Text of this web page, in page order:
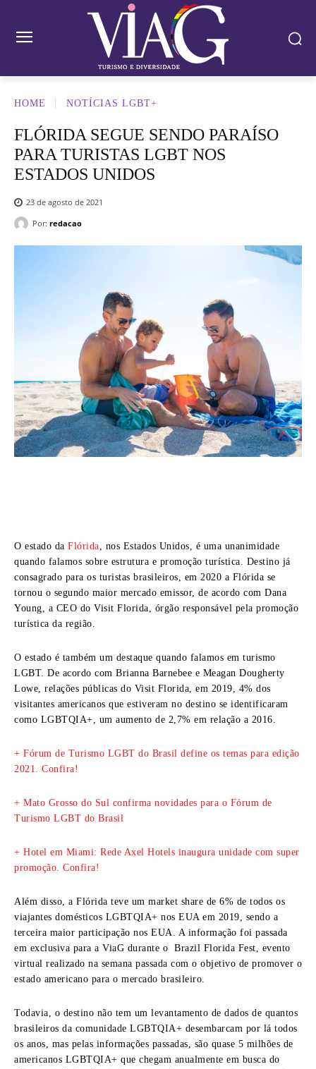
HOME NOTÍCIAS LGBT+
FLÓRIDA SEGUE SENDO PARAÍ­SO
PARA TURISTAS LGBT NOS
ESTADOS UNIDOS
23 de agosto de 2021
Por: redacao
O estado da Flórida, nos Estados Unidos, é uma unanimidade
quando falamos sobre estrutura e promoção turística. Destino já
consagrado para os turistas brasileiros, em 2020 a Flórida se
tornou o segundo maior mercado emissor, de acordo com Dana
Young, a CEO do Visit Florida, órgão responsável pela promoção
turística da região.
O estado é também um destaque quando falamos em turismo
LGBT. De acordo com Brianna Barnebee e Meagan Dougherty
Lowe, relações públicas do Visit Florida, em 2019, 4% dos
visitantes americanos que estiveram no destino se identificaram
como LGBTQIA+, um aumento de 2,7% em relação a 2016.
+ Fórum de Turismo LGBT do Brasil define os temas para edição
2021. Confira!
+ Mato Grosso do Sul confirma novidades para o Fórum de
Turismo LGBT do Brasil
+ Hotel em Miami: Rede Axel Hotels inaugura unidade com super
promoção. Confira!
Além disso, a Flórida teve um market share de 6% de todos os
viajantes domésticos LGBTQIA+ nos EUA em 2019, sendo a
terceira maior participação nos EUA. A informação foi passada
em exclusiva para a ViaG durante o Brazil Florida Fest, evento
virtual realizado na semana passada com o objetivo de promover o
estado americano para o mercado brasileiro.
Todavia, o destino não tem um levantamento de dados de quantos
brasileiros da comunidade LGBTQIA+ desembarcam por lá todos
os anos, mas pelas informações passadas, são quase 5 milhões de
americanos LGBTQIA+ que chegam anualmente em busca do